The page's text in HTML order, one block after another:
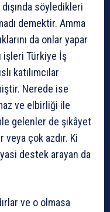
dışında söyledikleri
demektir. Amma
da onlar yapar
işleri Türkiye İş
katılımcılar
Nerede ise
ve elbirliği ile
gelenler de şikâyet
çok azdır. Ki
destek arayan da
ve o olmasa